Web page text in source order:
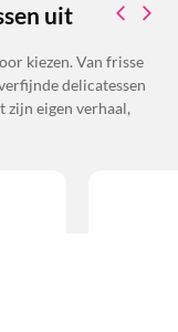
uit
kiezen. Van frisse
delicatessen
zijn eigen verhaal,